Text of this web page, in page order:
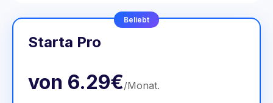
Beliebt
Starta Pro
von 6.29€/Monat.